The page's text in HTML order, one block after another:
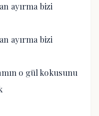
ayırma bizi
ayırma bizi
o gül kokusunu